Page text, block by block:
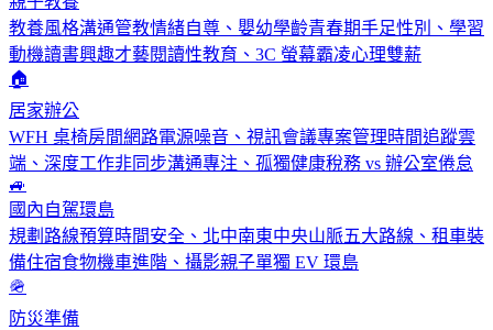
教養風格溝通管教情緒自尊、嬰幼學齡青春期手足性別、學習
動機讀書興趣才藝閱讀性教育、3C 螢幕霸凌心理雙薪
🏠
居家辦公
WFH 桌椅房間網路電源噪音、視訊會議專案管理時間追蹤雲
端、深度工作非同步溝通專注、孤獨健康稅務 vs 辦公室倦怠
🚙
國內自駕環島
規劃路線預算時間安全、北中南東中央山脈五大路線、租車裝
備住宿食物機車進階、攝影親子單獨 EV 環島
🪖
防災準備